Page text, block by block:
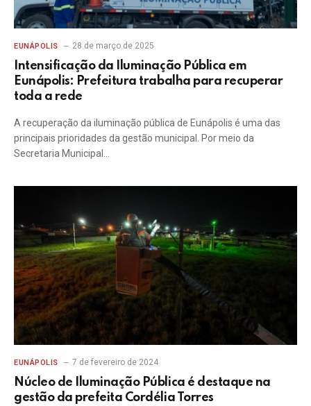
EUNÁPOLIS 28 de março de 2025
Intensificação da Iluminação Pública em
Eunápolis: Prefeitura trabalha para recuperar
toda a rede
A recuperação da iluminação pública de Eunápolis é uma das
principais prioridades da gestão municipal. Por meio da
Secretaria Municipal…
EUNÁPOLIS 7 de fevereiro de 2024
Núcleo de Iluminação Pública é destaque na
gestão da prefeita Cordélia Torres